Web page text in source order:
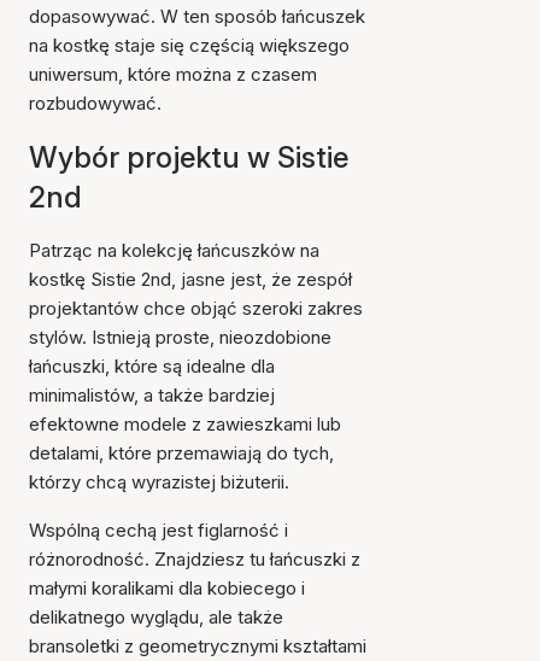
dopasowywać. W ten sposób łańcuszek
na kostkę staje się częścią większego
uniwersum, które można z czasem
rozbudowywać.
Wybór projektu w Sistie
2nd
Patrząc na kolekcję łańcuszków na
kostkę Sistie 2nd, jasne jest, że zespół
projektantów chce objąć szeroki zakres
stylów. Istnieją proste, nieozdobione
łańcuszki, które są idealne dla
minimalistów, a także bardziej
efektowne modele z zawieszkami lub
detalami, które przemawiają do tych,
którzy chcą wyrazistej biżuterii.
Wspólną cechą jest figlarność i
różnorodność. Znajdziesz tu łańcuszki z
małymi koralikami dla kobiecego i
delikatnego wyglądu, ale także
bransoletki z geometrycznymi kształtami